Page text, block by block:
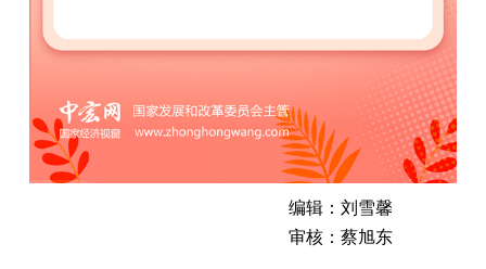
编辑：刘雪馨
审核：蔡旭东